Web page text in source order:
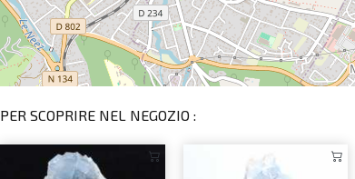
PER SCOPRIRE NEL NEGOZIO :